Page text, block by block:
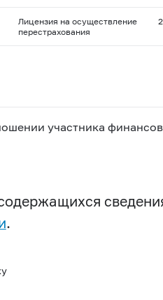
Лицензия на осуществление
перестрахования
участника
.